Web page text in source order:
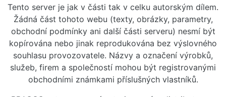
Tento server je jak v části tak v celku autorským dílem.
Žádná část tohoto webu (texty, obrázky, parametry,
obchodní podmínky ani další části serveru) nesmí být
kopírována nebo jinak reprodukována bez výslovného
souhlasu provozovatele. Názvy a označení výrobků,
služeb, firem a společností mohou být registrovanými
obchodními známkami příslušných vlastníků.